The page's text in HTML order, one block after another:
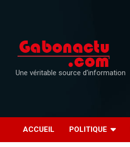
Une véritable source d'information
ACCUEIL POLITIQUE